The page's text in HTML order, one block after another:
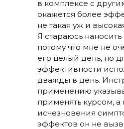
в комплексе с
окажется более
не такая уж и
Я стараюсь
потому что мне не
его целый день, но
эффективности
дважды в день.
применению
применять курсом, а
исчезновения
эффектов он не